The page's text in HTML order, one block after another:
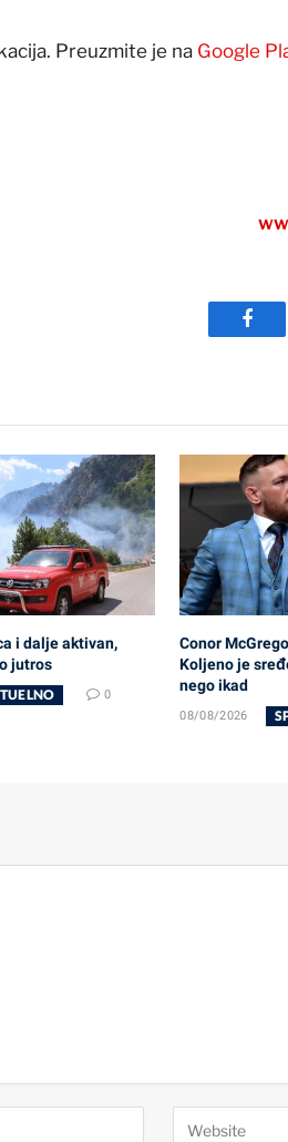
Preuzmite je na Google
i dalje aktivan,
jutros
0
Conor
Koljeno je
nego ikad
08/08/2026